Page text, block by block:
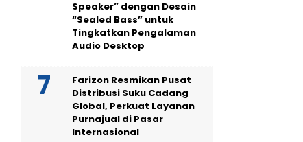
Speaker” dengan Desain
“Sealed Bass” untuk
Tingkatkan Pengalaman
Audio Desktop
Farizon Resmikan Pusat
Distribusi Suku Cadang
Global, Perkuat Layanan
Purnajual di Pasar
Internasional